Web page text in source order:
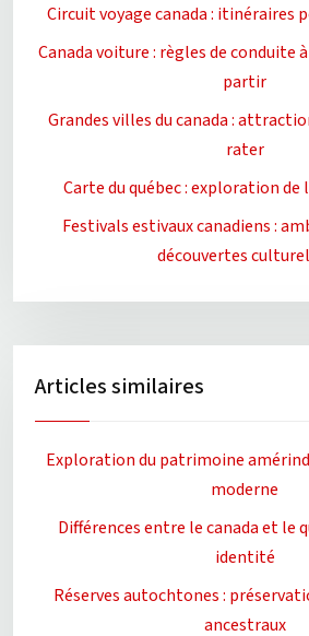
Circuit voyage canada : itinéraires
Canada voiture : règles de conduite
partir
Grandes villes du canada :
rater
Carte du québec : exploration
Festivals estivaux canadiens :
découvertes
Articles similaires
Exploration du patrimoine
moderne
Différences entre le canada et le
identité
Réserves autochtones :
ancestraux